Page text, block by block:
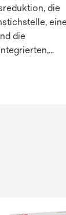
die
die
der